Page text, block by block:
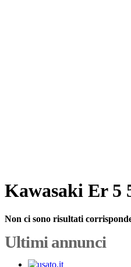
Kawasaki Er 5
Non ci sono risultati
Ultimi annunci